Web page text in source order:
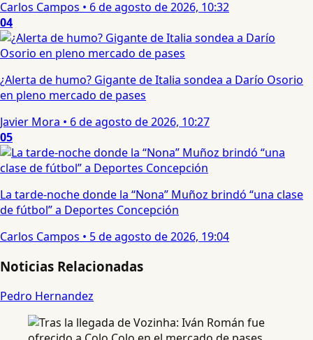
Carlos Campos • 6 de agosto de 2026, 10:32
04
¿Alerta de humo? Gigante de Italia sondea a Darío Osorio
en pleno mercado de pases
Javier Mora • 6 de agosto de 2026, 10:27
05
La tarde-noche donde la “Nona” Muñoz brindó “una clase
de fútbol” a Deportes Concepción
Carlos Campos • 5 de agosto de 2026, 19:04
Noticias Relacionadas
Pedro Hernandez